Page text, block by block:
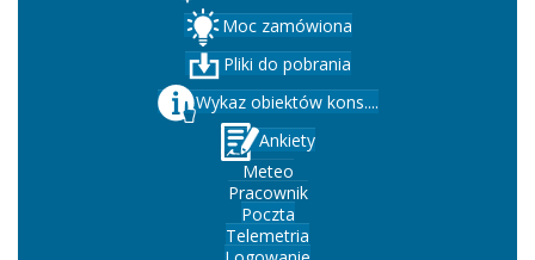
Moc zamówiona
Pliki do pobrania
Wykaz obiektów kons....
Ankiety
Meteo
Pracownik
Poczta
Telemetria